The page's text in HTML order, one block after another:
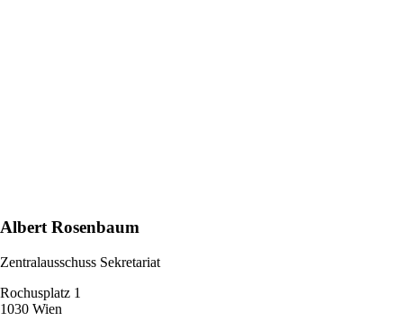
Albert Rosenbaum
Zentralausschuss Sekretariat
Rochusplatz 1
1030 Wien